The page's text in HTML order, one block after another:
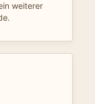
weiterer